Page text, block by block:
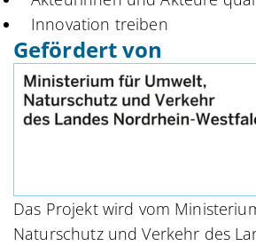
Innovation treiben
Gefördert von
Das Projekt wird vom
Naturschutz und Verkehr des